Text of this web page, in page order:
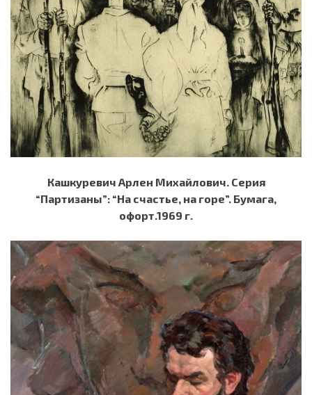
Кашкуревич Арлен Михайлович. Серия
“Партизаны”: “На счастье, на горе”. Бумага,
офорт.1969 г.